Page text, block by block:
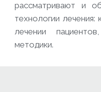
рассматривают и
технологии лечения:
лечении
методики.